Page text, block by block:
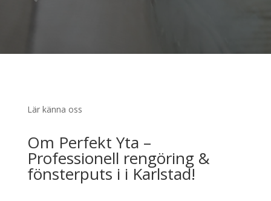
Lär känna oss
Om Perfekt Yta –
Professionell rengöring &
fönsterputs i i Karlstad!